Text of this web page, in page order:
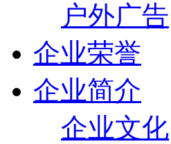
户外广告
企业荣誉
企业简介
企业文化